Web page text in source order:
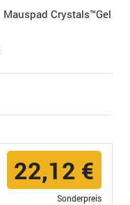
Mauspad Crystals™Gel
22,12 €
Sonderpreis